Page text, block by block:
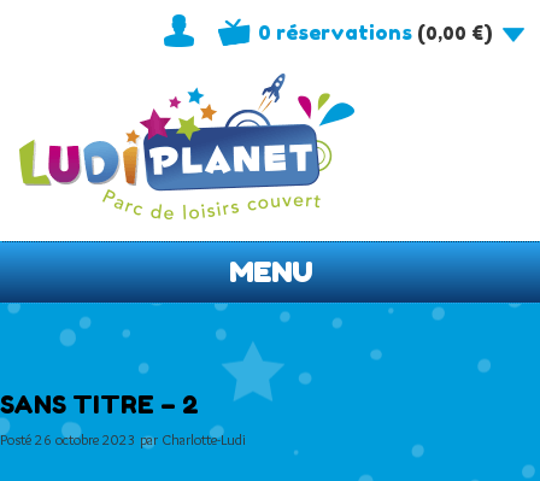
0 réservations(0,00 €)
MENU
SANS TITRE – 2
Posté 26 octobre 2023 par Charlotte-Ludi